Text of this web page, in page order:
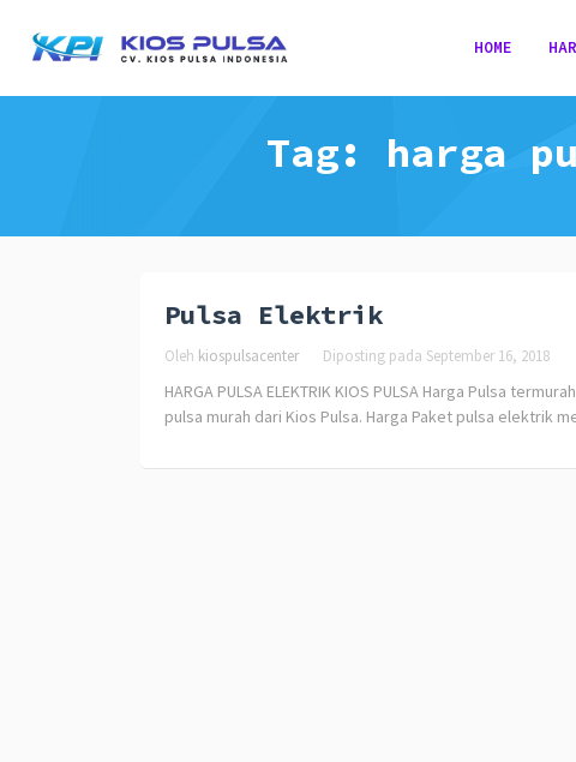
HOME
Tag: harga
Pulsa Elektrik
Oleh kiospulsacenter Diposting pada September 16, 2018
HARGA PULSA ELEKTRIK KIOS PULSA Harga Pulsa
pulsa murah dari Kios Pulsa. Harga Paket pulsa elektrik